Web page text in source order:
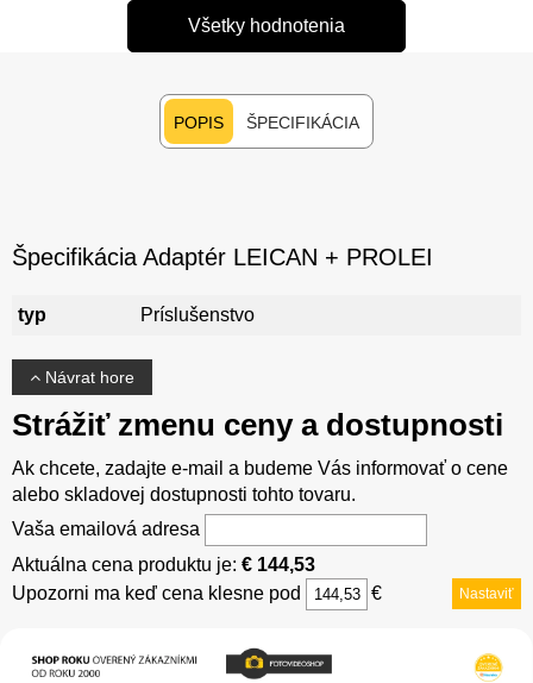
Všetky hodnotenia
POPIS ŠPECIFIKÁCIA
Špecifikácia Adaptér LEICAN + PROLEI
typ Príslušenstvo
Návrat hore
Strážiť zmenu ceny a dostupnosti
Ak chcete, zadajte e-mail a budeme Vás informovať o cene
alebo skladovej dostupnosti tohto tovaru.
Vaša emailová adresa
Aktuálna cena produktu je: € 144,53
Upozorni ma keď cena klesne pod
€ Nastaviť